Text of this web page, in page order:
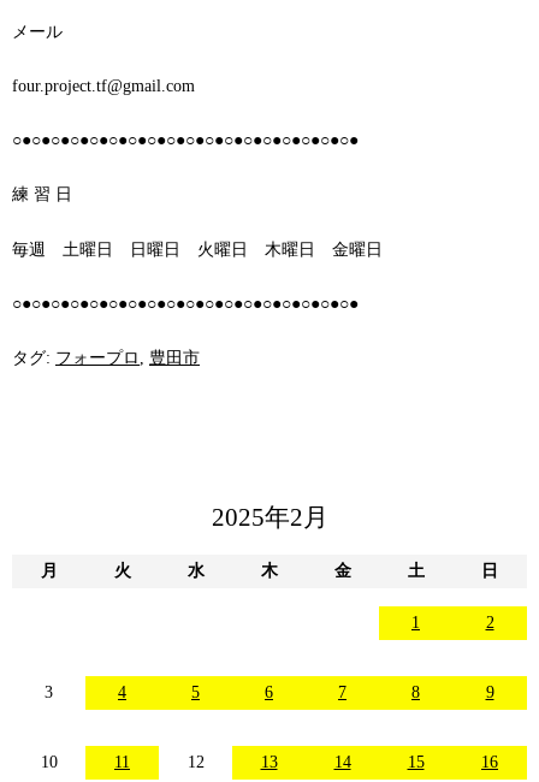
メール
four.project.tf@gmail.com
○●○●○●○●○●○●○●○●○●○●○●○●○●○●○●○●○●○●
練 習 日
毎週 土曜日 日曜日 火曜日 木曜日 金曜日
○●○●○●○●○●○●○●○●○●○●○●○●○●○●○●○●○●○●
タグ: フォープロ 豊田市
2025年2月
月 火 水 木 金 土 日
1 2
3 4 5 6 7 8 9
10 11 12 13 14 15 16